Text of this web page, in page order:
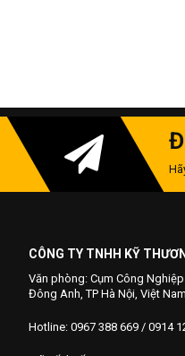
CÔNG TY TNHH KỸ
Văn phòng: Cụm Công Nghiệp
Đông Anh, TP Hà Nội, Việt Nam
Hotline: 0967 388 669 / 0914